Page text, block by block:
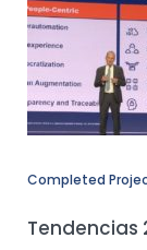
Completed
Tendencias